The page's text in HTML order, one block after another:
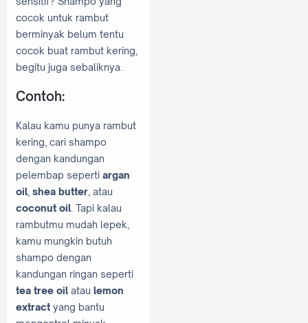
cocok untuk rambut
berminyak belum tentu
cocok buat rambut kering,
begitu juga sebaliknya.
Contoh:
Kalau kamu punya rambut
kering, cari shampo
dengan kandungan
pelembap seperti argan
oil shea butter , atau
coconut oil . Tapi kalau
rambutmu mudah lepek,
kamu mungkin butuh
shampo dengan
kandungan ringan seperti
tea tree oil atau lemon
extract yang bantu